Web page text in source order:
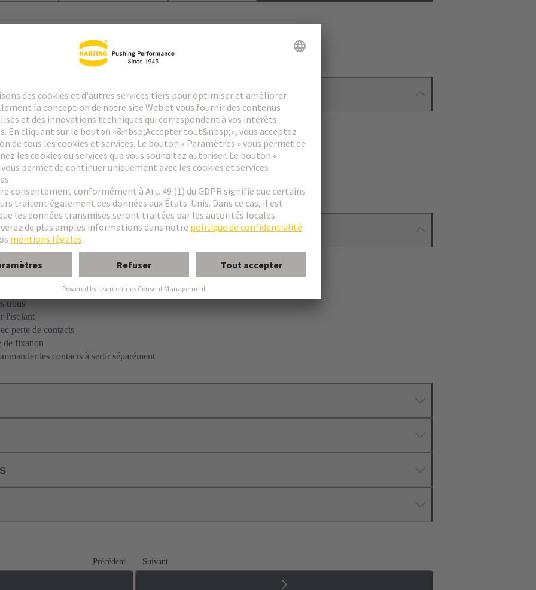
à Sertir
imprimé sur câble
trous
l'isolant
perte de contacts
de fixation
les contacts à sertir séparément
Précédent Suivant